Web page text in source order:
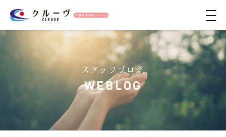
メ
ュ
ー
スタッフブログ
WEBLOG